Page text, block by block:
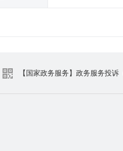
【国家政务服务】政务服务投诉